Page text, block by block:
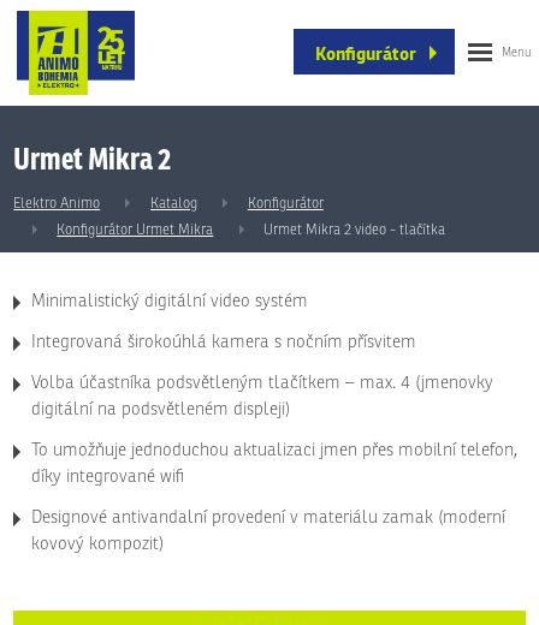
Konfigurátor
Urmet Mikra 2
Elektro Animo Katalog
Konfigurátor
Konfigurátor Urmet Mikra
Urmet Mikra 2 video - tlačítka
Minimalistický digitální video systém
Integrovaná širokoúhlá kamera s nočním přísvitem
Volba účastníka podsvětleným tlačítkem – max. 4 (jmenovky
digitální na podsvětleném displeji)
To umožňuje jednoduchou aktualizaci jmen přes mobilní telefon,
díky integrované wifi
Designové antivandalní provedení v materiálu zamak (moderní
kovový kompozit)